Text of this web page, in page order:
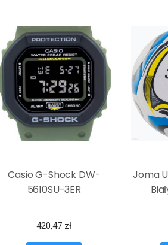
Casio G-Shock DW-
5610SU-3ER
420,47 zł
Joma